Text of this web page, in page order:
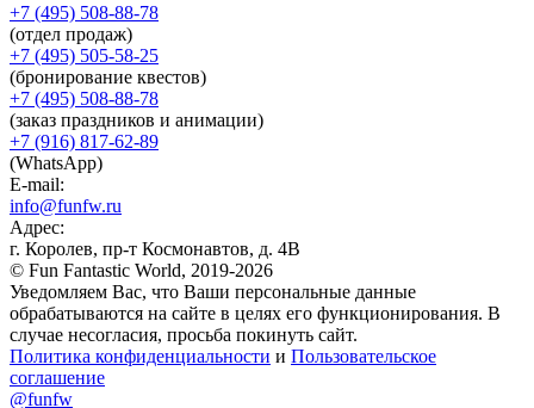
+7 (495) 508-88-78
(отдел продаж)
+7 (495) 505-58-25
(бронирование квестов)
+7 (495) 508-88-78
(заказ праздников и анимации)
+7 (916) 817-62-89
(WhatsApp)
E-mail:
info@funfw.ru
Адрес:
г. Королев, пр-т Космонавтов, д. 4В
© Fun Fantastic World, 2019-2026
Уведомляем Вас, что Ваши персональные данные
обрабатываются на сайте в целях его функционирования. В
случае несогласия, просьба покинуть сайт.
Политика конфиденциальности и Пользовательское
соглашение
@funfw